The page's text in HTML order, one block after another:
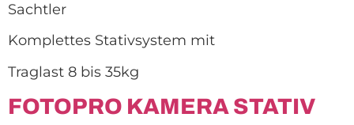
Sachtler
Komplettes Stativsystem mit
Traglast 8 bis 35kg
FOTOPRO KAMERA STATIV